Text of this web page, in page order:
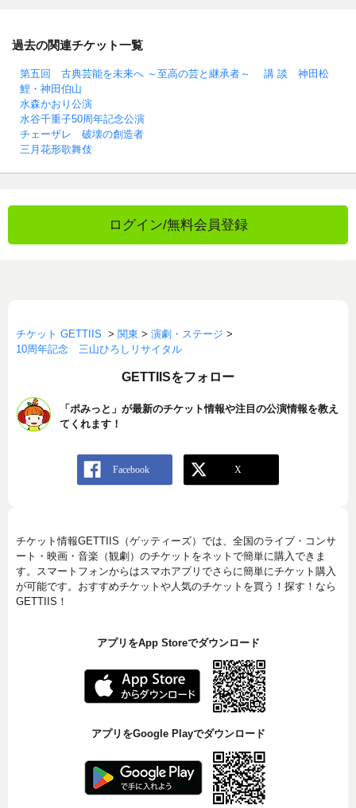
過去の関連チケット一覧
第五回 古典芸能を未来へ ～至高の芸と継承者～ 講 談 神田松
鯉・神田伯山
水森かおり公演
水谷千重子50周年記念公演
チェーザレ 破壊の創造者
三月花形歌舞伎
ログイン/無料会員登録
チケット GETTIIS > 関東 > 演劇・ステージ >
10周年記念 三山ひろしリサイタル
GETTIISをフォロー
「ポみっと」が最新のチケット情報や注目の公演情報を教え
てくれます！
チケット情報GETTIIS（ゲッティーズ）では、全国のライブ・コンサ
ート・映画・音楽（観劇）のチケットをネットで簡単に購入できま
す。スマートフォンからはスマホアプリでさらに簡単にチケット購入
が可能です。おすすめチケットや人気のチケットを買う！探す！なら
GETTIIS！
アプリをApp Storeでダウンロード
アプリをGoogle Playでダウンロード